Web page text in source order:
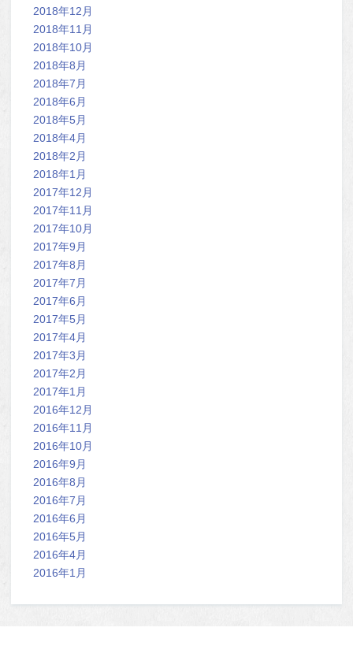
2018年12月
2018年11月
2018年10月
2018年8月
2018年7月
2018年6月
2018年5月
2018年4月
2018年2月
2018年1月
2017年12月
2017年11月
2017年10月
2017年9月
2017年8月
2017年7月
2017年6月
2017年5月
2017年4月
2017年3月
2017年2月
2017年1月
2016年12月
2016年11月
2016年10月
2016年9月
2016年8月
2016年7月
2016年6月
2016年5月
2016年4月
2016年1月